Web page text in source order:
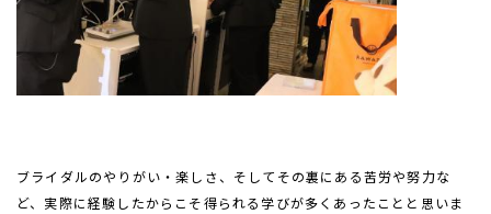
ブライダルのやりがい・楽しさ、そしてその裏にある苦労や努力な
ど、実際に経験したからこそ得られる学びが多くあったことと思いま